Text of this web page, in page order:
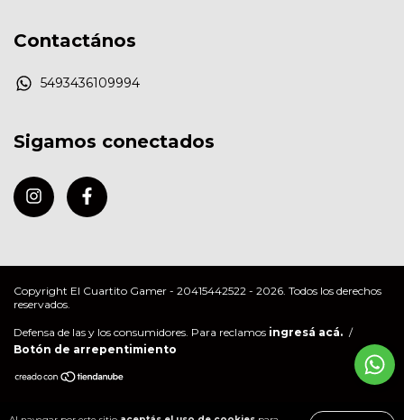
Contactános
5493436109994
Sigamos conectados
Copyright El Cuartito Gamer - 20415442522 - 2026. Todos los derechos
reservados.
Defensa de las y los consumidores. Para reclamos ingresá acá. /
Botón de arrepentimiento